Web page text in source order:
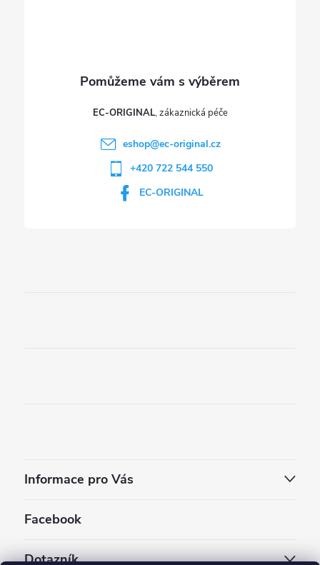
EC-ORIGINAL
eshop@ec-original.cz
+420 722 544 550
EC-ORIGINAL
Informace pro Vás
Facebook
Dotazník